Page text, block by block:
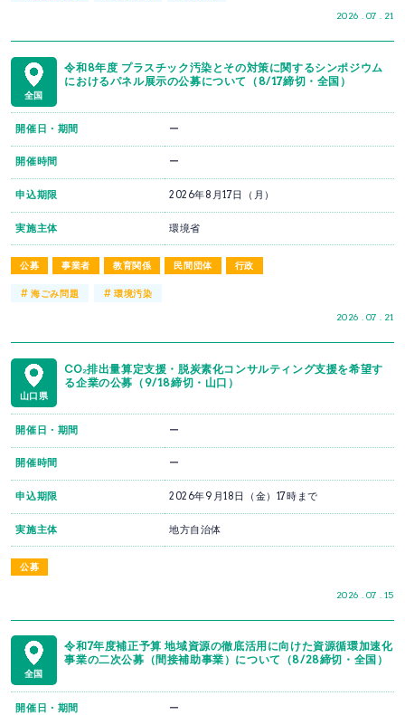
2026 . 07 . 21
全国
令和8年度 プラスチック汚染とその対策に関するシンポジウム
におけるパネル展示の公募について（8/17締切・全国）
公募 事業者 教育関係 民間団体 行政
2026 . 07 . 21
開催日・期間 ー
開催時間 ー
申込期限 2026年8月17日（月）
実施主体 環境省
#海ごみ問題 # 環境汚染
山口県
CO₂排出量算定支援・脱炭素化コンサルティング支援を希望す
る企業の公募（9/18締切・山口）
公募
2026 . 07 . 15
開催日・期間 ー
開催時間 ー
申込期限 2026年9月18日（金）17時まで
実施主体 地方自治体
全国
令和7年度補正予算 地域資源の徹底活用に向けた資源循環加速化
事業の二次公募（間接補助事業）について（8/28締切・全国）
開催日・期間 ー